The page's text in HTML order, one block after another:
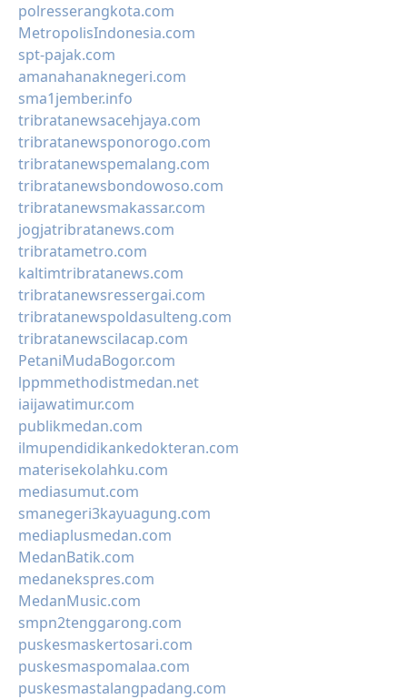
polresserangkota.com
MetropolisIndonesia.com
spt-pajak.com
amanahanaknegeri.com
sma1jember.info
tribratanewsacehjaya.com
tribratanewsponorogo.com
tribratanewspemalang.com
tribratanewsbondowoso.com
tribratanewsmakassar.com
jogjatribratanews.com
tribratametro.com
kaltimtribratanews.com
tribratanewsressergai.com
tribratanewspoldasulteng.com
tribratanewscilacap.com
PetaniMudaBogor.com
lppmmethodistmedan.net
iaijawatimur.com
publikmedan.com
ilmupendidikankedokteran.com
materisekolahku.com
mediasumut.com
smanegeri3kayuagung.com
mediaplusmedan.com
MedanBatik.com
medanekspres.com
MedanMusic.com
smpn2tenggarong.com
puskesmaskertosari.com
puskesmaspomalaa.com
puskesmastalangpadang.com